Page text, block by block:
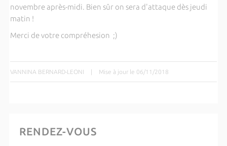
novembre après-midi. Bien sûr on sera d'attaque dès jeudi
matin !
Merci de votre compréhesion ;)
VANNINA BERNARD-LEONI | Mise à jour le 06/11/2018
RENDEZ-VOUS